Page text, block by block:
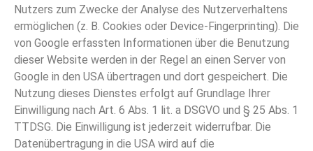
Nutzers zum Zwecke der Analyse des Nutzerverhaltens
ermöglichen (z. B. Cookies oder Device-Fingerprinting). Die
von Google erfassten Informationen über die Benutzung
dieser Website werden in der Regel an einen Server von
Google in den USA übertragen und dort gespeichert. Die
Nutzung dieses Dienstes erfolgt auf Grundlage Ihrer
Einwilligung nach Art. 6 Abs. 1 lit. a DSGVO und § 25 Abs. 1
TTDSG. Die Einwilligung ist jederzeit widerrufbar. Die
Datenübertragung in die USA wird auf die